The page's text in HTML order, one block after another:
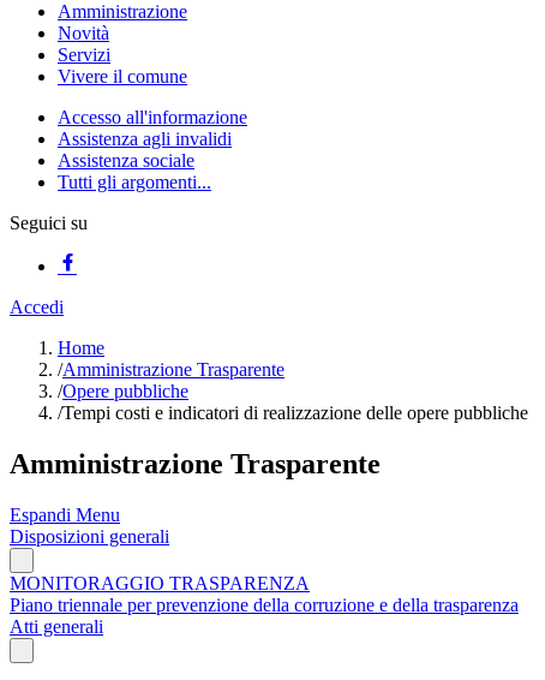
Amministrazione
Novità
Servizi
Vivere il comune
Accesso all'informazione
Assistenza agli invalidi
Assistenza sociale
Tutti gli argomenti...
Seguici su
Accedi
Home
/Amministrazione Trasparente
/Opere pubbliche
/Tempi costi e indicatori di realizzazione delle opere pubbliche
Amministrazione Trasparente
Espandi Menu
Disposizioni generali
MONITORAGGIO TRASPARENZA
Piano triennale per prevenzione della corruzione e della trasparenza
Atti generali